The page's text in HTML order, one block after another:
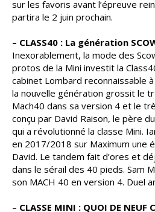
sur les favoris avant l’épreuve
partira le 2 juin prochain.
– CLASS40 : La génération
Inexorablement, la mode des
protos de la Mini investit la
cabinet Lombard reconnaissable
la nouvelle génération grossit le
Mach40 dans sa version 4 et le
conçu par David Raison, le père
qui a révolutionné la classe Mini.
en 2017/2018 sur Maximum une
David. Le tandem fait d’ores et
dans le sérail des 40 pieds. Sam
son MACH 40 en version 4. Duel
– CLASSE MINI : QUOI DE NEUF